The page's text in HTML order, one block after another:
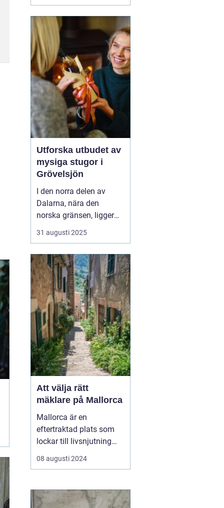
brusande Atlanten till det
lugnare Medelhavet,
Spanien lockar surfare
från hela vär...
Utforska utbudet av
mysiga stugor i
Grövelsjön
I den norra delen av
Dalarna, nära den
norska gränsen, ligger
den pittoreska fjällbyn
Grövelsjön. Denna plats
naturälskare och
friluftsentusiaster.
Grövelsjön erbjuder en
spektakul&...
31 augusti 2025
Att välja rätt
mäklare på Mallorca
Mallorca är en
eftertraktad plats som
lockar till livsnjutning
bland kristallklart vatten,
pittoreska landskap och
Föreställ dig en
promenad längs
08 augusti 2024